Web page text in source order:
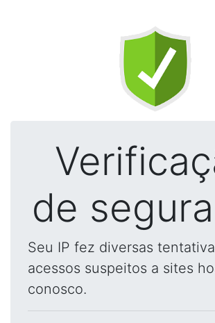
de
Seu IP fez diversas
acessos suspeitos a sites
conosco.